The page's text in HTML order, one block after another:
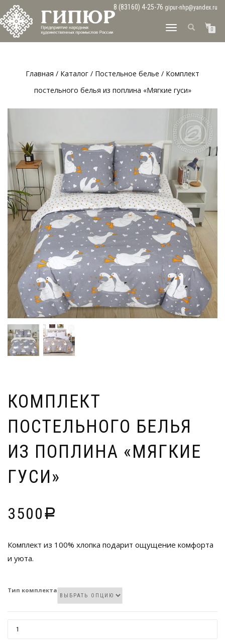
8 (83160) 4-25-76 gipur-nhp@yandex.ru
ПЕРЕКЛЮЧИТЬ
0
Главная / Каталог / Постельное белье / Комплект
постельного белья из поплина «Мягкие гуси»
КОМПЛЕКТ
ПОСТЕЛЬНОГО БЕЛЬЯ
ИЗ ПОПЛИНА «МЯГКИЕ
ГУСИ»
3500 Р
Комплект из 100% хлопка подарит ощущение комфорта
и уюта.
Тип комплекта
КОЛИЧЕСТВО